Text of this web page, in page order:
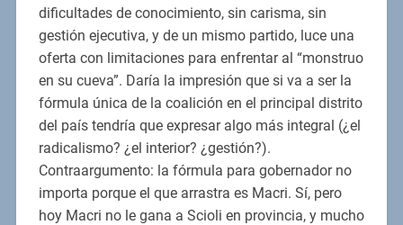
dificultades de conocimiento, sin carisma, sin
gestión ejecutiva, y de un mismo partido, luce una
oferta con limitaciones para enfrentar al “monstruo
en su cueva”. Daría la impresión que si va a ser la
fórmula única de la coalición en el principal distrito
del país tendría que expresar algo más integral (¿el
radicalismo? ¿el interior? ¿gestión?).
Contraargumento: la fórmula para gobernador no
importa porque el que arrastra es Macri. Sí, pero
hoy Macri no le gana a Scioli en provincia, y mucho